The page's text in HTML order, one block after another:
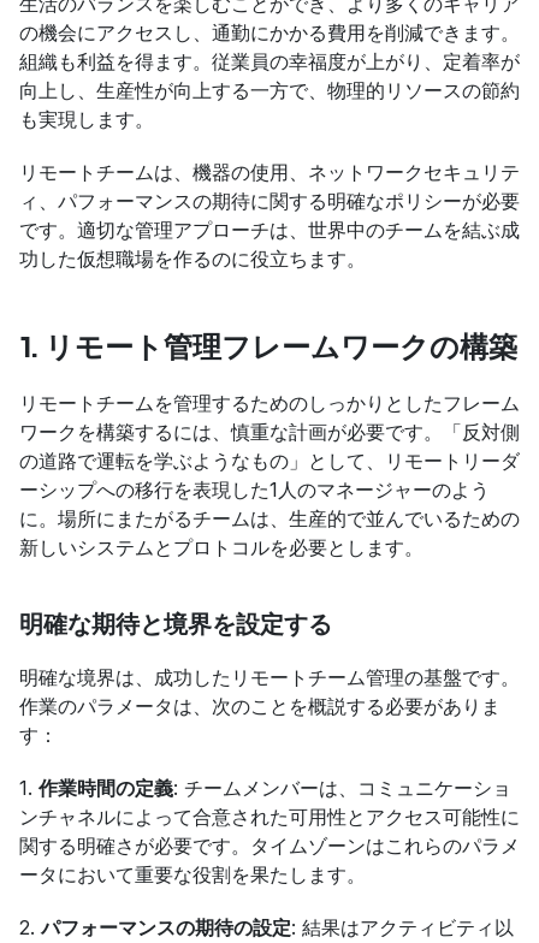
の機会にアクセスし、通勤にかかる費用を削減できます。
組織も利益を得ます。従業員の幸福度が上がり、定着率が
向上し、生産性が向上する一方で、物理的リソースの節約
も実現します。
リモートチームは、機器の使用、ネットワークセキュリテ
ィ、パフォーマンスの期待に関する明確なポリシーが必要
です。適切な管理アプローチは、世界中のチームを結ぶ成
功した仮想職場を作るのに役立ちます。
1. リモート管理フレームワークの構築
リモートチームを管理するためのしっかりとしたフレーム
ワークを構築するには、慎重な計画が必要です。「反対側
の道路で運転を学ぶようなもの」として、リモートリーダ
ーシップへの移行を表現した1人のマネージャーのよう
に。場所にまたがるチームは、生産的で並んでいるための
新しいシステムとプロトコルを必要とします。
明確な期待と境界を設定する
明確な境界は、成功したリモートチーム管理の基盤です。
作業のパラメータは、次のことを概説する必要がありま
す：
1. 作業時間の定義: チームメンバーは、コミュニケーショ
ンチャネルによって合意された可用性とアクセス可能性に
関する明確さが必要です。タイムゾーンはこれらのパラメ
ータにおいて重要な役割を果たします。
2. パフォーマンスの期待の設定: 結果はアクティビティ以